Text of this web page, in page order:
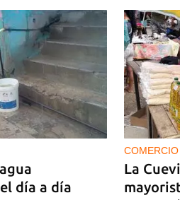
día a día
COMERCIO
La